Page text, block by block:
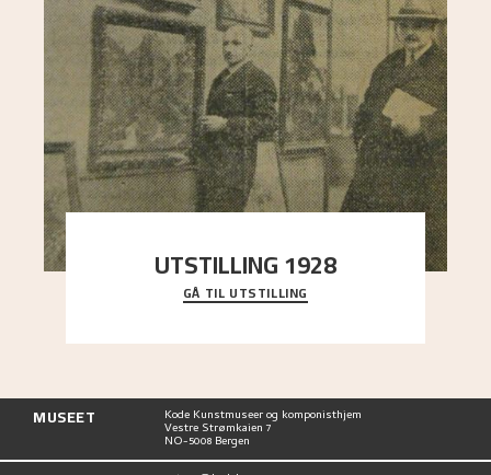
UTSTILLING 1928
Då Astrup døydde i 1928, tok vennene Moritz
Kaland og Simon Thorbjørnsen initiativ til å
GÅ TIL UTSTILLING
MUSEET Kode Kunstmuseer og komponisthjem
Vestre Strømkaien 7
NO-5008 Bergen